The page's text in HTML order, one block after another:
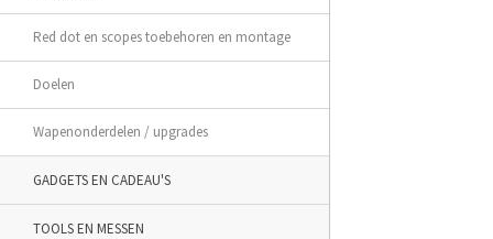
Red dot en scopes toebehoren en montage
Doelen
Wapenonderdelen / upgrades
GADGETS EN CADEAU'S
TOOLS EN MESSEN